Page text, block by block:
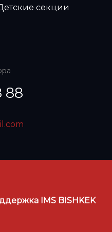
секции
88
IMS BISHKEK